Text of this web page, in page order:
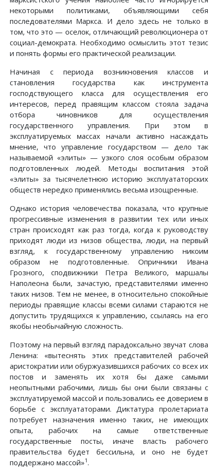
некоторыми политиками, объявляющими себя
последователями Маркса. И дело здесь не только в
том, что это — оселок, отличающий революционера от
социал-демократа. Необходимо осмыслить этот тезис
и понять формы его практической реализации.
Начиная с периода возникновения классов и
становления государства как инструмента
господствующего класса для осуществления его
интересов, перед правящим классом стояла задача
отбора чиновников для осуществления
государственного управления. При этом в
эксплуатируемых массах начали активно насаждать
мнение, что управление государством — дело так
называемой «элиты» — узкого слоя особым образом
подготовленных людей. Методы воспитания этой
«элиты» за тысячелетнюю историю эксплуататорских
обществ нередко применялись весьма изощренные.
Однако история человечества показала, что крупные
прогрессивные изменения в развитии тех или иных
стран происходят как раз тогда, когда к руководству
приходят люди из низов общества, люди, на первый
взгляд, к государственному управлению никоим
образом не подготовленные. Опричники Ивана
Грозного, сподвижники Петра Великого, маршалы
Наполеона были, зачастую, представителями именно
таких низов. Тем не менее, в относительно спокойные
периоды правящие классы всеми силами стараются не
допустить трудящихся к управлению, ссылаясь на его
якобы необычайную сложность.
Поэтому на первый взгляд парадоксально звучат слова
Ленина: «вытеснять этих представителей рабочей
аристократии или обуржуазившихся рабочих со всех их
постов и заменять их хотя бы даже самыми
неопытными рабочими, лишь бы они были связаны с
эксплуатируемой массой и пользовались ее доверием в
борьбе с эксплуататорами. Диктатура пролетариата
потребует назначения именно таких, не имеющих
опыта, рабочих на самые ответственные
государственные посты, иначе власть рабочего
правительства будет бессильна, и оно не будет
поддержано массой»1 .